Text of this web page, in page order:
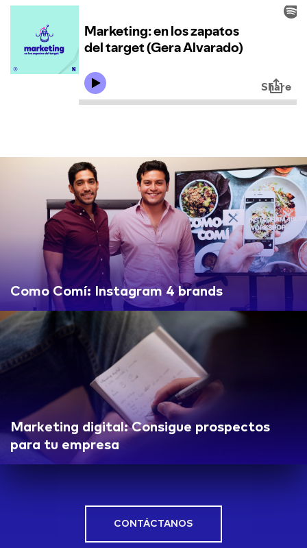
Como Comí: Instagram 4 brands
Marketing digital: Consigue prospectos
para tu empresa
CONTÁCTANOS